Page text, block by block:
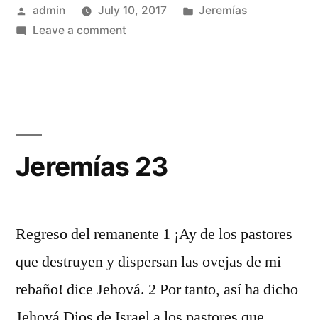
Posted
by
admin July 10, 2017
Posted
Jeremías
Leave a commenton
Jeremías 23
Regreso del remanente 1 ¡Ay de los pastores
que destruyen y dispersan las ovejas de mi
rebaño! dice Jehová. 2 Por tanto, así ha dicho